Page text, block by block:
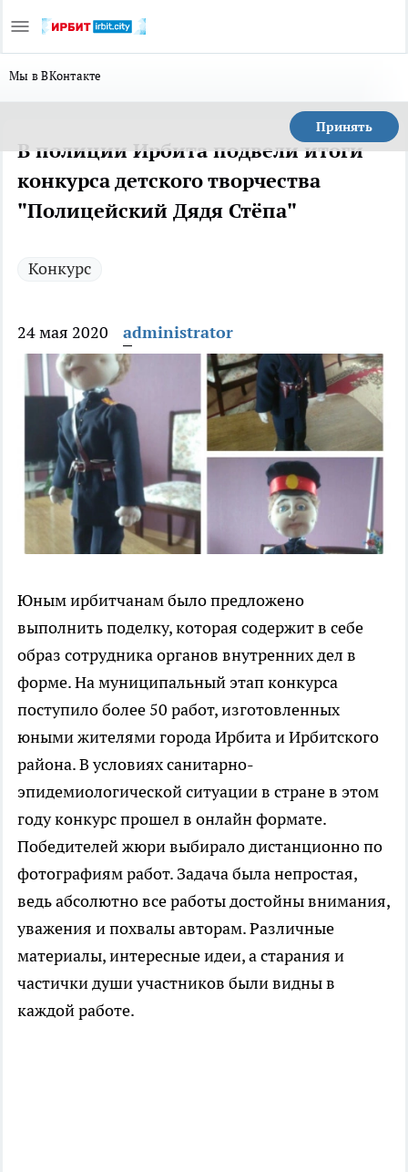
Мы в ВКонтакте
Принять
В полиции Ирбита подвели итоги
конкурса детского творчества
"Полицейский Дядя Стёпа"
Конкурс
24 мая 2020 administrator
Юным ирбитчанам было предложено
выполнить поделку, которая содержит в себе
образ сотрудника органов внутренних дел в
форме. На муниципальный этап конкурса
поступило более 50 работ, изготовленных
юными жителями города Ирбита и Ирбитского
района. В условиях санитарно-
эпидемиологической ситуации в стране в этом
году конкурс прошел в онлайн формате.
Победителей жюри выбирало дистанционно по
фотографиям работ. Задача была непростая,
ведь абсолютно все работы достойны внимания,
уважения и похвалы авторам. Различные
материалы, интересные идеи, а старания и
частички души участников были видны в
каждой работе.